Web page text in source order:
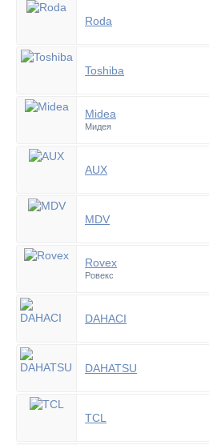
Roda
Toshiba
Midea
Мидея
AUX
MDV
Rovex
Ровекс
DAHACI
DAHATSU
TCL